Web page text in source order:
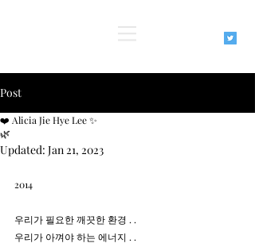
Post
🌿
❤️ Alicia Jie Hye Lee ✨
Updated: Jan 21, 2023
2014
우리가 필요한 깨끗한 환경 . .
우리가 아껴야 하는 에너지 . .